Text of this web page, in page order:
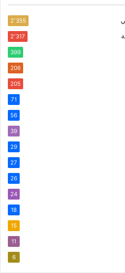
2٬355
2٬317
399
206
205
71
56
39
29
27
26
24
18
15
11
6